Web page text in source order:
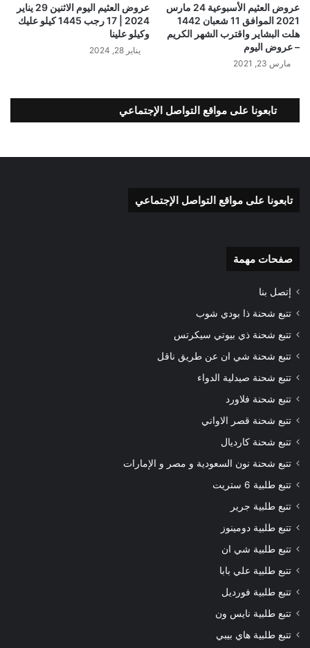
عروض العثيم الأسبوعية 24 مارس
2021 الموافق 11 شعبان 1442
هلت البشاير واقترب الشهر الكريم
– عروض اليوم
مارس 23, 2021
عروض العثيم اليوم الاثنين 29 يناير
2024 | 17 رجب 1445 كيلو عليك
وكيلو علينا
يناير 28, 2024
تابعونا على مواقع التواصل الإجتماعي
تابعونا على مواقع التواصل الإجتماعي
صفحات مهمة
إتصل بنا
تتبع شحنة ذا بودي شوب
تتبع شحنة ذي بيوتي سيكرتس
تتبع شحنة شي ان عن طريق ناقل
تتبع شحنة صيدلية الدواء
تتبع شحنة فلاورد
تتبع شحنة قصر الاواني
تتبع شحنة كارديال
تتبع شحنة نون السعودية و مصر و الإمارات
تتبع طلبية 6 ستريت
تتبع طلبية جرير
تتبع طلبية دومينوز
تتبع طلبية شي ان
تتبع طلبية علي بابا
تتبع طلبية فورديل
تتبع طلبية نايس ون
تتبع طلبية هاي بيبي